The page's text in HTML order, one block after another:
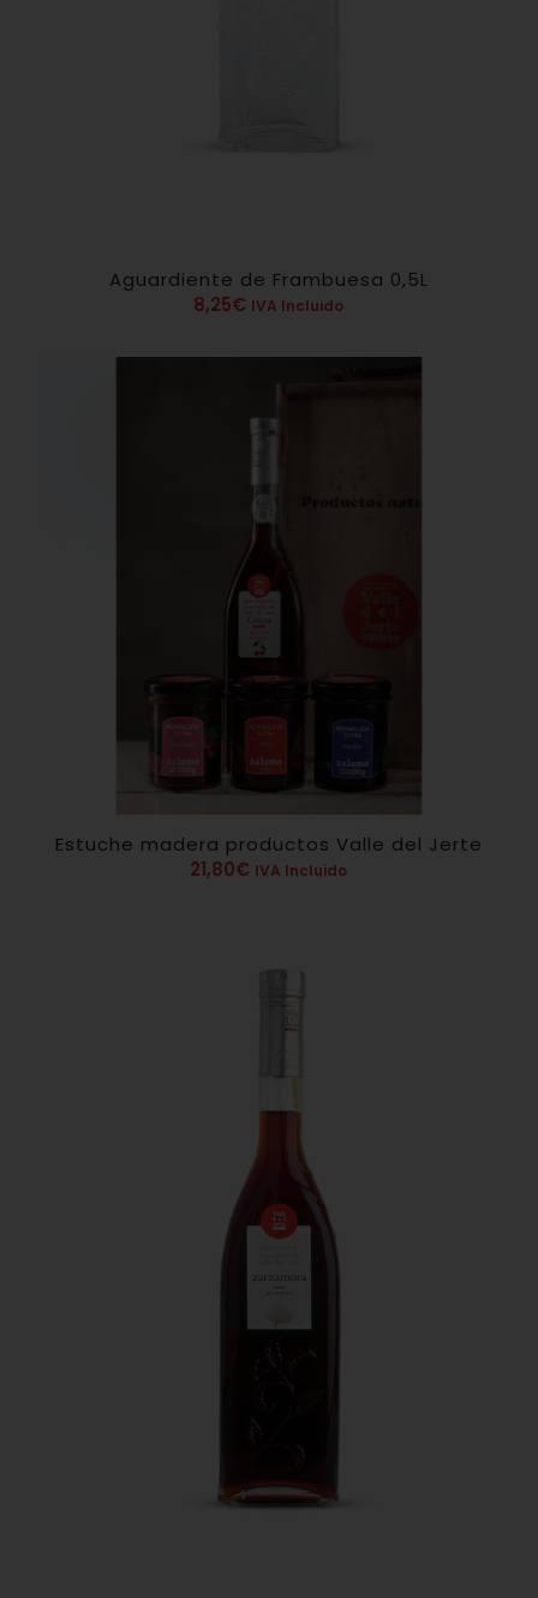
Aguardiente de Frambuesa 0,5L
8,25€ IVA Incluido
Estuche madera productos Valle del Jerte
21,80€ IVA Incluido